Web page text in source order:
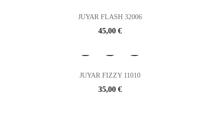
JUYAR FLASH 32006
Prix
45,00 €
JUYAR FIZZY 11010
Prix
35,00 €